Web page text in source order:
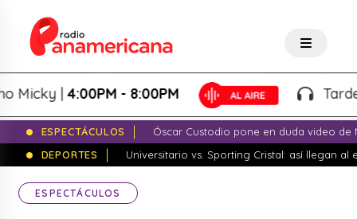
|4:00PM - 8:00PM Tardeo
ESPECTÁCULOS
Óscar Custodio pone en duda video de
DEPORTES
Universitario vs. Sporting Cristal: así llegan al
ESPECTÁCULOS